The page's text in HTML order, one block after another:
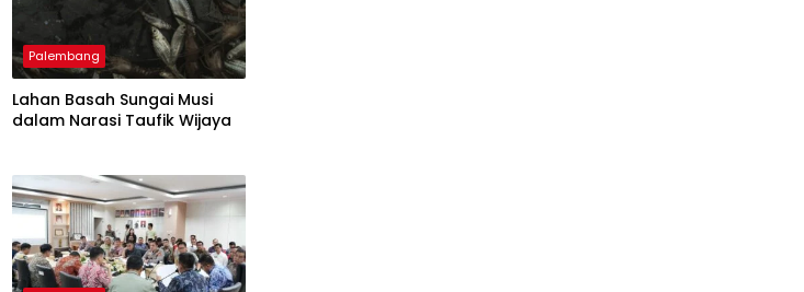
Palembang
Lahan Basah Sungai Musi
dalam Narasi Taufik Wijaya